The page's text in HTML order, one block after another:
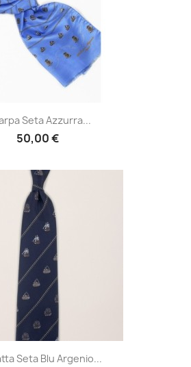
Seta Azzurra...
50,00 €
Seta Blu Argenio...